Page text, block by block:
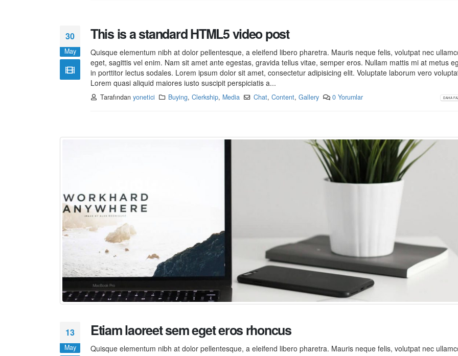
30
May
This is a standard HTML5 video post
Quisque elementum nibh at dolor pellentesque, a eleifend libero pharetra. Mauris neque felis, volutpat nec
eget, sagittis vel enim. Nam sit amet ante egestas, gravida tellus vitae, semper eros. Nullam mattis mi at metus
in porttitor lectus sodales. Lorem ipsum dolor sit amet, consectetur adipisicing elit. Voluptate laborum vero
Lorem quasi aliquid maiores iusto suscipit perspiciatis a...
Tarafından yonetici Buying,Clerkship, Media Chat, Content, Gallery 0 Yorumlar DAHA
13
May
Etiam laoreet sem eget eros rhoncus
Quisque elementum nibh at dolor pellentesque, a eleifend libero pharetra. Mauris neque felis, volutpat nec